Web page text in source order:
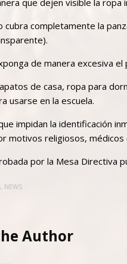
cubra completamente la
de manera excesiva el
de casa, ropa para
usarse en la escuela.
impidan la identificación
motivos religiosos, médicos
por la Mesa Directiva
NEWS
Author